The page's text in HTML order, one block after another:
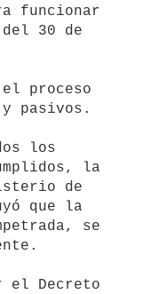
funcionar
30 de
proceso
pasivos.
los
la
de
que la
se
el Decreto